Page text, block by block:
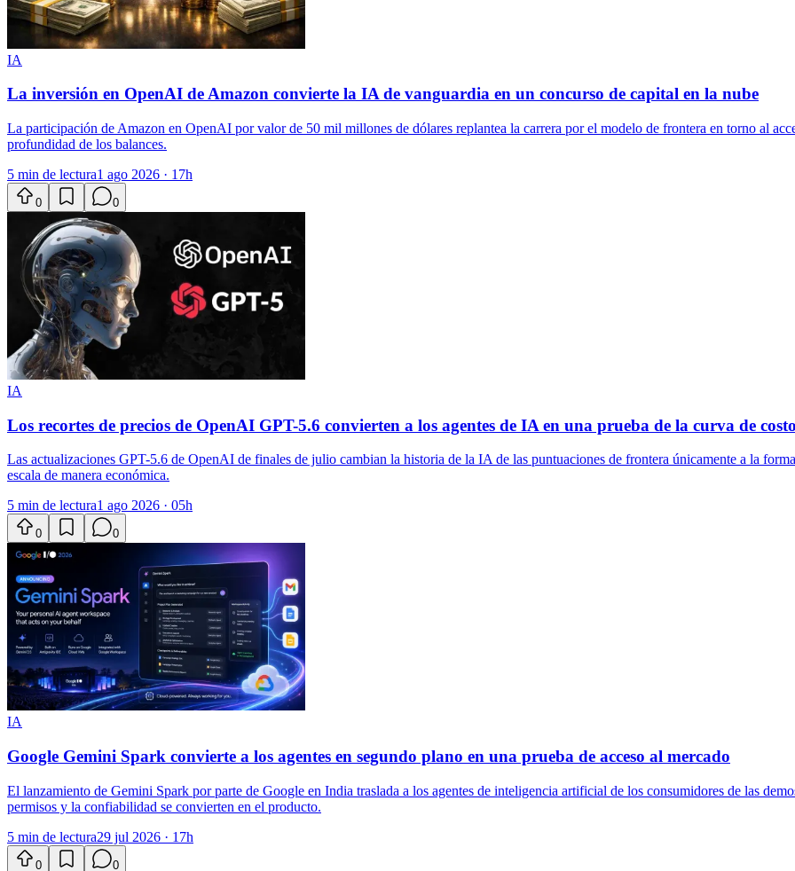
IA
La inversión en OpenAI de Amazon convierte la IA de vanguardia en un concurso de capital en la nube
La participación de Amazon en OpenAI por valor de 50 mil millones de dólares replantea la carrera por el modelo de frontera en torno al
profundidad de los balances.
5 min de lectura1 ago 2026 · 17h
0 0
IA
Los recortes de precios de OpenAI GPT-5.6 convierten a los agentes de IA en una prueba de la curva de
Las actualizaciones GPT-5.6 de OpenAI de finales de julio cambian la historia de la IA de las puntuaciones de frontera únicamente a la
escala de manera económica.
5 min de lectura1 ago 2026 · 05h
0 0
IA
Google Gemini Spark convierte a los agentes en segundo plano en una prueba de acceso al mercado
El lanzamiento de Gemini Spark por parte de Google en India traslada a los agentes de inteligencia artificial de los consumidores de las
permisos y la confiabilidad se convierten en el producto.
5 min de lectura29 jul 2026 · 17h
0 0